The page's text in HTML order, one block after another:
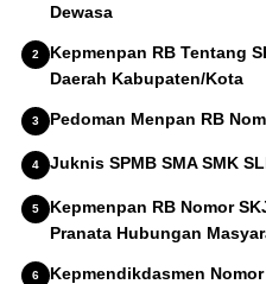
Dewasa
Kepmenpan RB Tentang
Daerah Kabupaten/Kota
Pedoman Menpan RB
Juknis SPMB SMA SMK
Kepmenpan RB Nomor
Pranata Hubungan
Kepmendikdasmen